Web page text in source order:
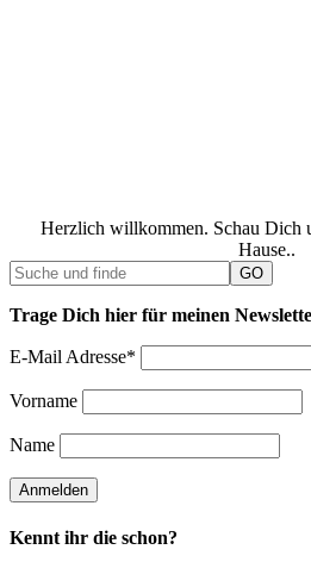
Herzlich willkommen. Schau Dich
Hause..
Trage Dich hier für meinen
E-Mail Adresse*
Vorname
Name
Kennt ihr die schon?